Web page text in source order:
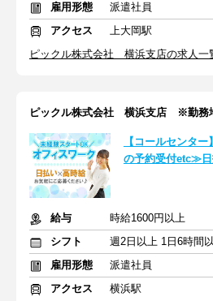
雇用形態
派遣社員
アクセス
上大岡駅
ピックル株式会社 横浜支店の求人一
ピックル株式会社 横浜支店 ※勤務
【コールセンタ
の予約受付etc≫
給与
時給1600円以上
シフト
雇用形態
派遣社員
アクセス
横浜駅